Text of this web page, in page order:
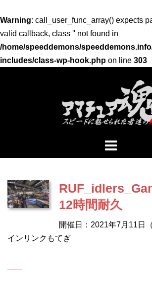
Warning: call_user_func_array() expects
valid callback, class '' not found in
/home/speeddemons/
includes/class-wp-hook.php on line 303
12時間耐久
開催日：2021年7月11日
インリンクもてぎ